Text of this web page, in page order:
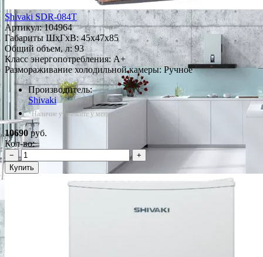
Shivaki SDR-084T
Артикул:104964
Габариты ШxГxВ: 45x47x85
Общий объем, л: 93
Класс энергопотребления: A+
Размораживание холодильной камеры: Ручное
Производитель:
Shivaki
*Наличие уточняйте у менеджера
10690руб.
Кол-во:
−
+
Купить